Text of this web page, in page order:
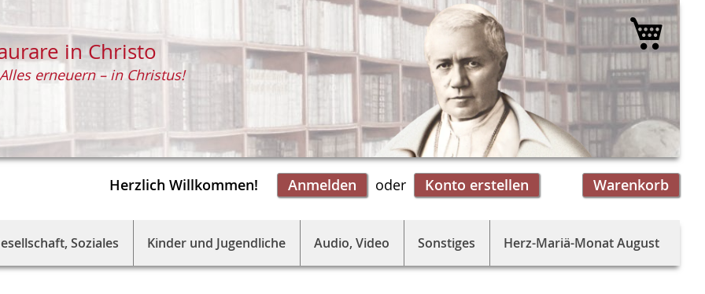
Herzlich Willkommen! Anmelden Warenkorb
Konto erstellen
in Christo
Alles erneuern – in Christus!
Mein
Soziales Kinder und Jugendliche Audio, Video Sonstiges Herz-Mariä-Monat August